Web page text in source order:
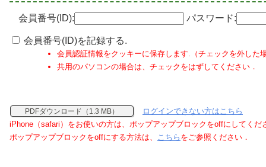
会員番号(ID): パスワード:
会員番号(ID)を記録する.
会員認証情報をクッキーに保存します.（チェックを外した
共用のパソコンの場合は、チェックをはずしてください．
PDFダウンロード（1.3 MB）
ログインできない方はこちら
iPhone（safari）をお使いの方は、ポップアップブロックをoffにしてくだ
ポップアップブロックをoffにする方法は、 こちら をご参照ください．